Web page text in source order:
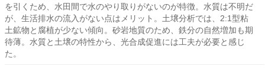
を引くため、水田間で水のやり取りがないのが特徴。水質は不明だ
が、生活排水の流入がない点はメリット。土壌分析では、2:1型粘
土鉱物と腐植が少ない傾向。砂岩地質のため、鉄分の自然増加も期
待薄。水質と土壌の特性から、光合成促進には工夫が必要と感じ
た。